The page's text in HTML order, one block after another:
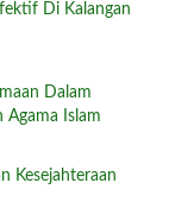
Di Kalangan
Dalam
Agama Islam
Kesejahteraan